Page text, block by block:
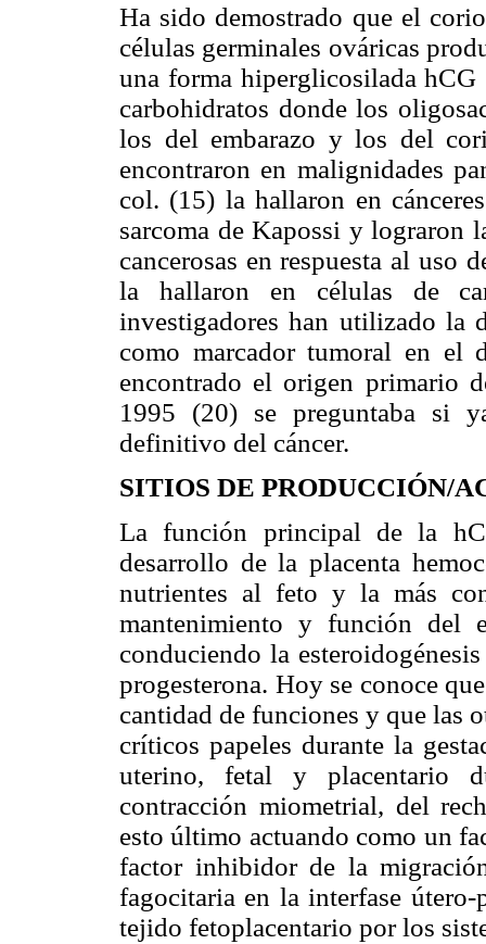
Ha sido demostrado que el
células germinales ováricas
una forma hiperglicosilada
carbohidratos donde los
los del embarazo y los del
encontraron en malignidades
col. (15) la hallaron en
sarcoma de Kapossi y lograron
cancerosas en respuesta al uso
la hallaron en células de
investigadores han utilizado la
como marcador tumoral en el
encontrado el origen primario
1995 (20) se preguntaba si
definitivo del cáncer.
SITIOS DE PRODUCCIÓN/
La función principal de la
desarrollo de la placenta
nutrientes al feto y la más
mantenimiento y función del
conduciendo la
progesterona. Hoy se conoce
cantidad de funciones y que las
críticos papeles durante la
uterino, fetal y placentario
contracción miometrial, del
esto último actuando como un
factor inhibidor de la
fagocitaria en la interfase
tejido fetoplacentario por los